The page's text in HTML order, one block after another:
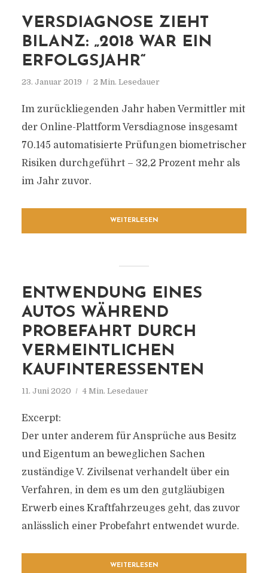
VERSDIAGNOSE ZIEHT
BILANZ: „2018 WAR EIN
ERFOLGSJAHR“
23. Januar 2019 2 Min. Lesedauer
Im zurückliegenden Jahr haben Vermittler mit
der Online-Plattform Versdiagnose insgesamt
70.145 automatisierte Prüfungen biometrischer
Risiken durchgeführt – 32,2 Prozent mehr als
im Jahr zuvor.
WEITERLESEN
ENTWENDUNG EINES
AUTOS WÄHREND
PROBEFAHRT DURCH
VERMEINTLICHEN
KAUFINTERESSENTEN
11. Juni 2020 4 Min. Lesedauer
Excerpt:
Der unter anderem für Ansprüche aus Besitz
und Eigentum an beweglichen Sachen
zuständige V. Zivilsenat verhandelt über ein
Verfahren, in dem es um den gutgläubigen
Erwerb eines Kraftfahrzeuges geht, das zuvor
anlässlich einer Probefahrt entwendet wurde.
WEITERLESEN